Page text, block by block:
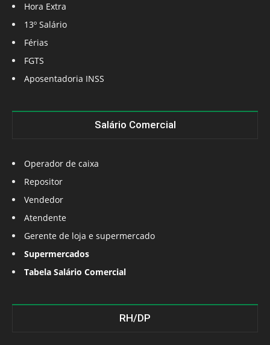
Hora Extra
13º Salário
Férias
FGTS
Aposentadoria INSS
Salário Comercial
Operador de caixa
Repositor
Vendedor
Atendente
Gerente de loja e supermercado
Supermercados
Tabela Salário Comercial
RH/DP